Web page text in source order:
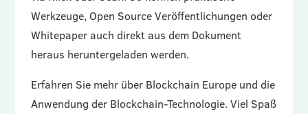
Werkzeuge, Open Source Veröffentlichungen oder
Whitepaper auch direkt aus dem Dokument
heraus heruntergeladen werden.
Erfahren Sie mehr über Blockchain Europe und die
Anwendung der Blockchain-Technologie. Viel Spaß